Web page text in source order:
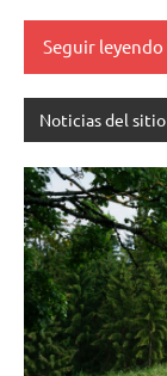
Seguir leyendo
Noticias del sitio